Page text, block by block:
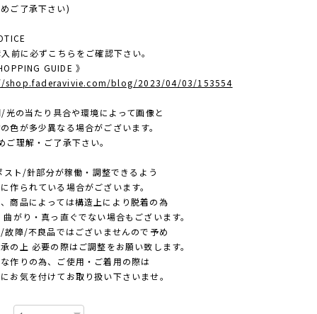
了承下さい)
前に必ずこちらをご確認下さい。
GUIDE 》
shop.faderavivie.com/blog/2023/04/03/153554
光の当たり具合や環境によって画像と
が多少異なる場合がございます。
解・ご了承下さい。
/針部分が稼働・調整できるよう
られている場合がございます。
品によっては構造上により脱着の為
り・真っ直ぐでない場合もございます。
障/不良品ではございませんので予め
上 必要の際はご調整をお願い致します。
りの為、ご使用・ご着用の際は
気を付けてお取り扱い下さいませ。